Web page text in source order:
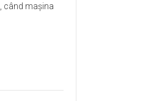
când mașina